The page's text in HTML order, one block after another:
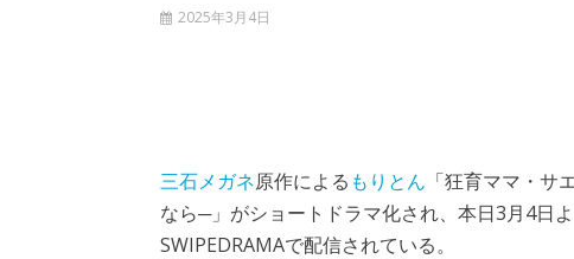
2025年3月4日
三石メガネ原作による もりとん 「狂育ママ・サ
なら─」がショートドラマ化され、本日3月4日
SWIPEDRAMAで配信されている。